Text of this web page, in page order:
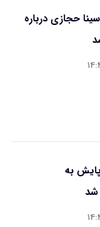
حجازی درباره
به
شد